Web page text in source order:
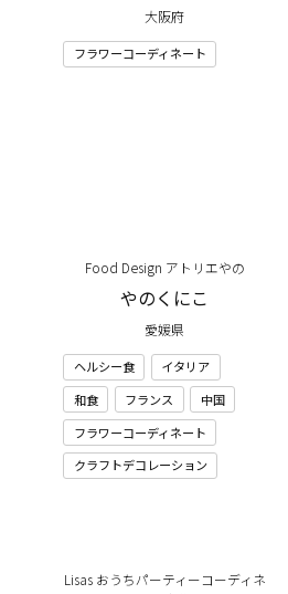
大阪府
フラワーコーディネート
Food Design アトリエやの
やのくにこ
愛媛県
ヘルシー食
イタリア
和食
フランス
中国
フラワーコーディネート
クラフトデコレーション
Lisas おうちパーティーコーディネ